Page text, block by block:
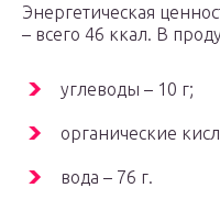
Энергетическая
– всего 46 ккал. В
углеводы – 10 г;
органические
вода – 76 г.